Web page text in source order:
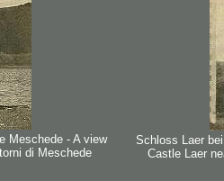
Meschede - A view
di Meschede
Schloss Laer
Castle Laer